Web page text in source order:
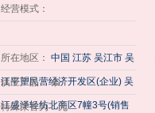
经营模式：
所在地区： 中国 江苏 吴江市 吴
江平望民营经济开发区(企业) 吴
江盛泽轻纺北商区7幢3号(销售
供应产品： 条
特殊荣誉为：无